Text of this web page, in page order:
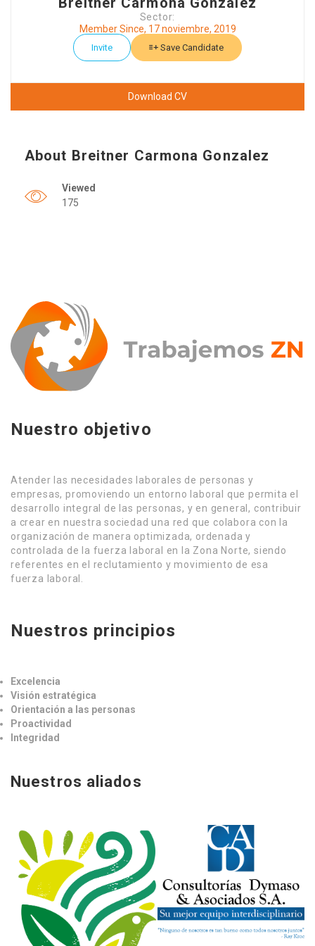
Sector:
Member Since, 17 noviembre, 2019
Invite Save Candidate
Download CV
About Breitner Carmona Gonzalez
Viewed
175
Nuestro objetivo
Atender las necesidades laborales de personas y
empresas, promoviendo un entorno laboral que permita el
desarrollo integral de las personas, y en general, contribuir
a crear en nuestra sociedad una red que colabora con la
organización de manera optimizada, ordenada y
controlada de la fuerza laboral en la Zona Norte, siendo
referentes en el reclutamiento y movimiento de esa
fuerza laboral.
Nuestros principios
Excelencia
Visión estratégica
Orientación a las personas
Proactividad
Integridad
Nuestros aliados